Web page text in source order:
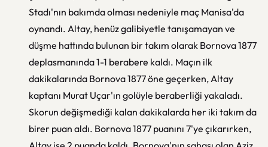
Stadı'nın bakımda olması nedeniyle maç Manisa'da
oynandı. Altay, henüz galibiyetle tanışamayan ve
düşme hattında bulunan bir takım olarak Bornova 1877
deplasmanında 1-1 berabere kaldı. Maçın ilk
dakikalarında Bornova 1877 öne geçerken, Altay
kaptanı Murat Uçar'ın golüyle beraberliği yakaladı.
Skorun değişmediği kalan dakikalarda her iki takım da
birer puan aldı. Bornova 1877 puanını 7'ye çıkarırken,